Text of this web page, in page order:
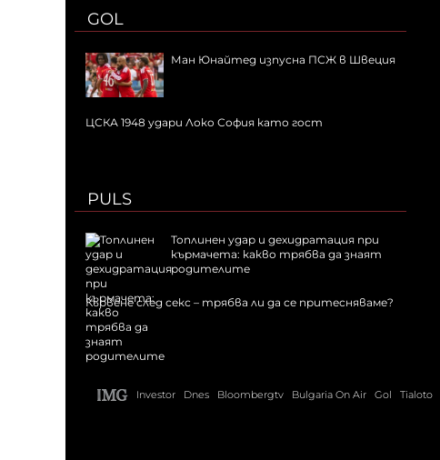
GOL
Ман Юнайтед изпусна ПСЖ в Швеция
ЦСКА 1948 удари Локо София като гост
PULS
Топлинен удар и дехидратация при
кърмачета: какво трябва да знаят
родителите
Кървене след секс – трябва ли да се притесняваме?
Investor Dnes Bloombergtv Bulgaria On Air Gol Tialoto